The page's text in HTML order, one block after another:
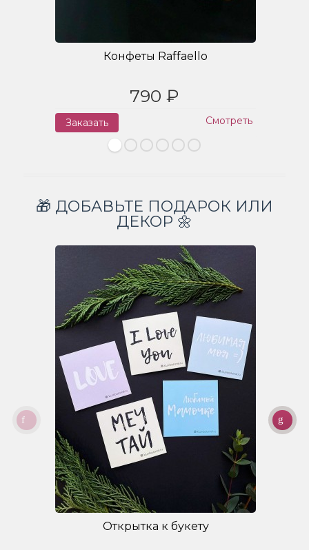
Конфеты Raffaello
790 ₽
Заказать Смотреть
🎁 ДОБАВЬТЕ ПОДАРОК ИЛИ
ДЕКОР 🌼
Открытка к букету